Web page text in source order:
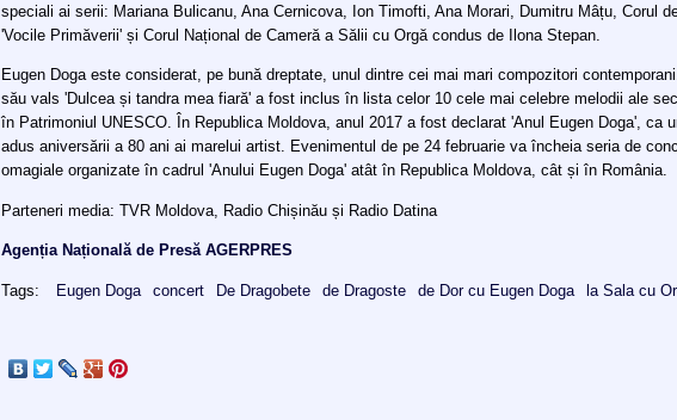
speciali ai serii: Mariana Bulicanu, Ana Cernicova, Ion Timofti, Ana Morari, Dumitru Mâțu, Corul
'Vocile Primăverii' și Corul Național de Cameră a Sălii cu Orgă condus de Ilona Stepan.
Eugen Doga este considerat, pe bună dreptate, unul dintre cei mai mari compozitori
său vals 'Dulcea și tandra mea fiară' a fost inclus în lista celor 10 cele mai celebre melodii ale
în Patrimoniul UNESCO. În Republica Moldova, anul 2017 a fost declarat 'Anul Eugen Doga', ca
adus aniversării a 80 ani ai marelui artist. Evenimentul de pe 24 februarie va încheia seria de
omagiale organizate în cadrul 'Anului Eugen Doga' atât în Republica Moldova, cât și în România.
Parteneri media: TVR Moldova, Radio Chișinău și Radio Datina
Agenția Națională de Presă AGERPRES
Tags: Eugen Doga concert De Dragobete de Dragoste de Dor cu Eugen Doga la Sala cu